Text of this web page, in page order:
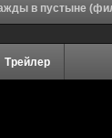
в пустыне
Трейлер